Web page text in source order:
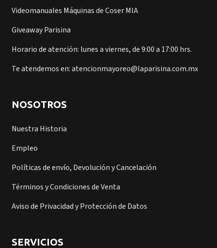
Videomanuales Máquinas de Coser MIA
Giveaway Parisina
Horario de atención: lunes a viernes, de 9:00 a 17:00 hrs.
Te atendemos en: atencionmayoreo@laparisina.com.mx
NOSOTROS
Nuestra Historia
Empleo
Políticas de envío, Devolución y Cancelación
Términos y Condiciones de Venta
Aviso de Privacidad y Protección de Datos
SERVICIOS